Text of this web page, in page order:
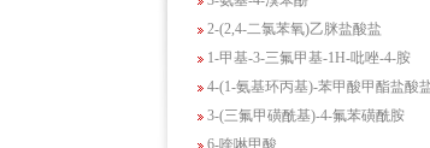
2-(2,4-二氯苯氧)乙脒盐酸盐
1-甲基-3-三氟甲基-1H-吡唑-4-胺
4-(1-氨基环丙基)-苯甲酸甲酯盐酸盐
3-(三氟甲磺酰基)-4-氟苯磺酰胺
6-喹啉甲酸